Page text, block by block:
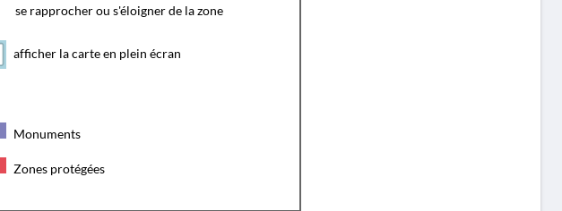
se rapprocher ou s'éloigner de la zone
afficher la carte en plein écran
Monuments
Zones protégées